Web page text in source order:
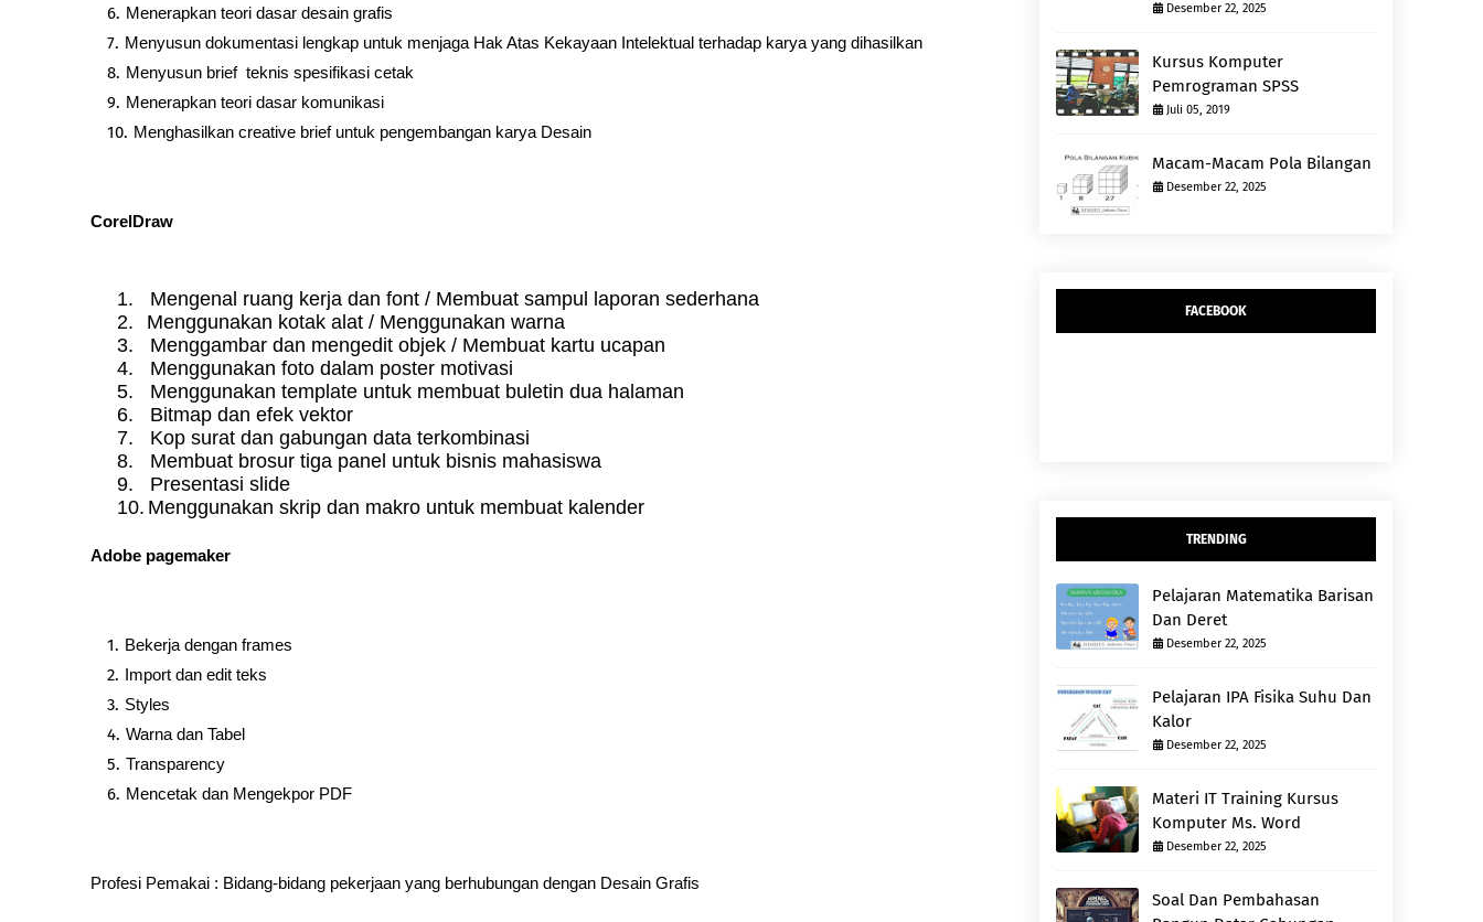
Menerapkan teori dasar desain grafis
Menyusun dokumentasi lengkap untuk menjaga Hak Atas Kekayaan Intelektual terhadap karya yang dihasilkan
Menyusun brief teknis spesifikasi cetak
Menerapkan teori dasar komunikasi
Menghasilkan creative brief untuk pengembangan karya Desain
CorelDraw
1.
Mengenal ruang kerja dan font / Membuat sampul laporan sederhana
2.
Menggunakan kotak alat / Menggunakan warna
3.
Menggambar dan mengedit objek / Membuat kartu ucapan
4.
Menggunakan foto dalam poster motivasi
5.
Menggunakan template untuk membuat buletin dua halaman
6.
Bitmap dan efek vektor
7.
Kop surat dan gabungan data terkombinasi
8.
Membuat brosur tiga panel untuk bisnis mahasiswa
9.
Presentasi slide
10. Menggunakan skrip dan makro untuk membuat kalender
Adobe pagemaker
Bekerja dengan frames
Import dan edit teks
Styles
Warna dan Tabel
Transparency
Mencetak dan Mengekpor PDF
Profesi Pemakai : Bidang-bidang pekerjaan yang berhubungan dengan Desain Grafis
Desember 22, 2025
Kursus Komputer
Pemrograman SPSS
Juli 05, 2019
Macam-Macam Pola Bilangan
Desember 22, 2025
FACEBOOK
TRENDING
Pelajaran Matematika Barisan
Dan Deret
Desember 22, 2025
Pelajaran IPA Fisika Suhu Dan
Kalor
Desember 22, 2025
Materi IT Training Kursus
Komputer Ms. Word
Desember 22, 2025
Soal Dan Pembahasan